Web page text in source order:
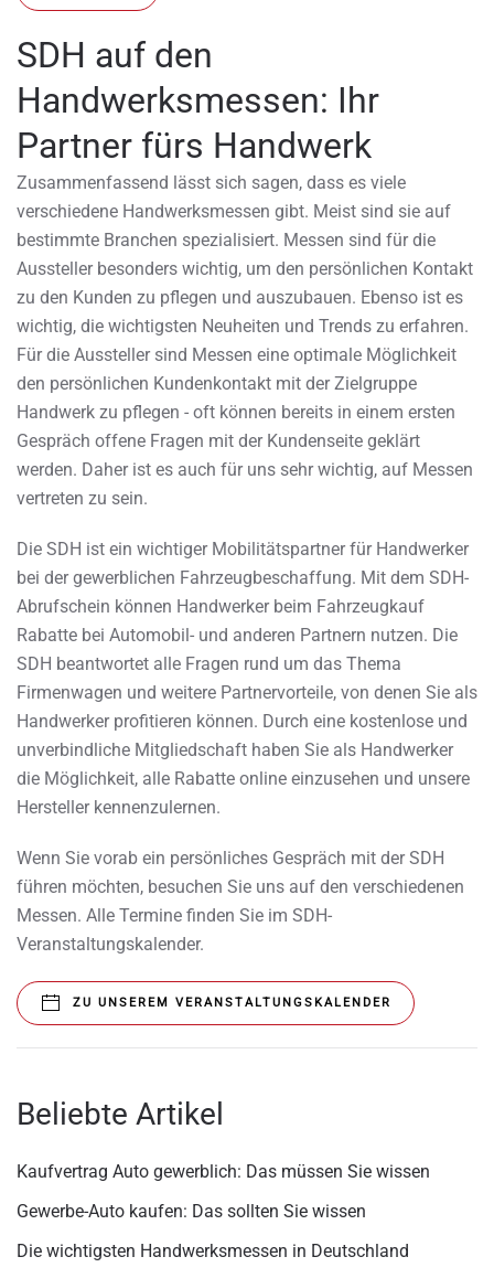
SDH auf den
Handwerksmessen: Ihr
Partner fürs Handwerk
Zusammenfassend lässt sich sagen, dass es viele
verschiedene Handwerksmessen gibt. Meist sind sie auf
bestimmte Branchen spezialisiert. Messen sind für die
Aussteller besonders wichtig, um den persönlichen Kontakt
zu den Kunden zu pflegen und auszubauen. Ebenso ist es
wichtig, die wichtigsten Neuheiten und Trends zu erfahren.
Für die Aussteller sind Messen eine optimale Möglichkeit
den persönlichen Kundenkontakt mit der Zielgruppe
Handwerk zu pflegen - oft können bereits in einem ersten
Gespräch offene Fragen mit der Kundenseite geklärt
werden. Daher ist es auch für uns sehr wichtig, auf Messen
vertreten zu sein.
Die SDH ist ein wichtiger Mobilitätspartner für Handwerker
bei der gewerblichen Fahrzeugbeschaffung. Mit dem SDH-
Abrufschein können Handwerker beim Fahrzeugkauf
Rabatte bei Automobil- und anderen Partnern nutzen. Die
SDH beantwortet alle Fragen rund um das Thema
Firmenwagen und weitere Partnervorteile, von denen Sie als
Handwerker profitieren können. Durch eine kostenlose und
unverbindliche Mitgliedschaft haben Sie als Handwerker
die Möglichkeit, alle Rabatte online einzusehen und unsere
Hersteller kennenzulernen.
Wenn Sie vorab ein persönliches Gespräch mit der SDH
führen möchten, besuchen Sie uns auf den verschiedenen
Messen. Alle Termine finden Sie im SDH-
Veranstaltungskalender.
ZU UNSEREM VERANSTALTUNGSKALENDER
Beliebte Artikel
Kaufvertrag Auto gewerblich: Das müssen Sie wissen
Gewerbe-Auto kaufen: Das sollten Sie wissen
Die wichtigsten Handwerksmessen in Deutschland